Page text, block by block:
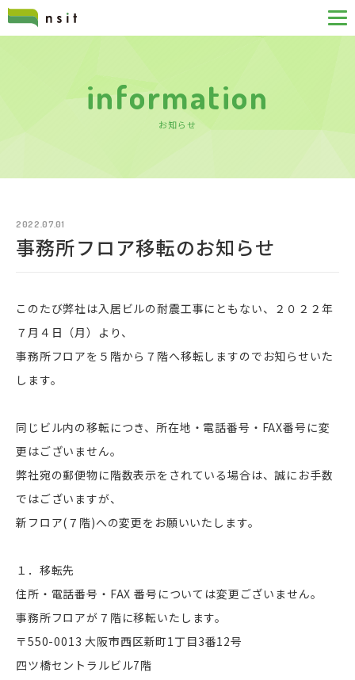
information
お知らせ
2022.07.01
事務所フロア移転のお知らせ
このたび弊社は入居ビルの耐震工事にともない、２０２２年
７月４日（月）より、
事務所フロアを５階から７階へ移転しますのでお知らせいた
します。
同じビル内の移転につき、所在地・電話番号・FAX番号に変
更はございません。
弊社宛の郵便物に階数表示をされている場合は、誠にお手数
ではございますが、
新フロア(７階)への変更をお願いいたします。
１．移転先
住所・電話番号・FAX 番号については変更ございません。
事務所フロアが７階に移転いたします。
〒550-0013 大阪市西区新町1丁目3番12号
四ツ橋セントラルビル7階